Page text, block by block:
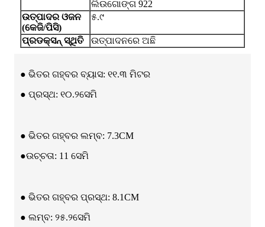
ଲିଉଗୋଙ୍ଗ 922
ଉତ୍ପାଦର ଓଜନ
(କେଜି/ପିସି)
୫.୯
ପ୍ରଡକ୍ସନ୍ ସ୍ଥିତି ଉତ୍ପାଦନରେ ଅଛି
● ଭିତର ଗହ୍ବର ବ୍ୟାସ: ୧୧.୩ ମିଟର
● ପ୍ରସ୍ଥ: ୧୦.୨ସେମି
● ଭିତର ଗହ୍ବର ଲମ୍ବ: 7.3CM
●ଉଚ୍ଚତା: 11 ସେମି
● ଭିତର ଗହ୍ବର ପ୍ରସ୍ଥ: 8.1CM
● ଲମ୍ବ: ୨୫.୨ସେମି